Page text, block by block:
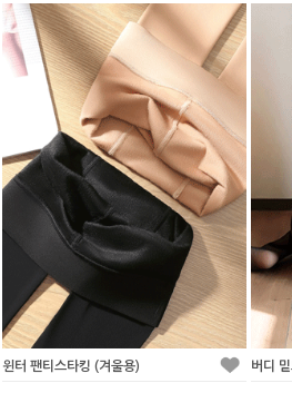
윈터 팬티스타킹 (겨울용) 버디